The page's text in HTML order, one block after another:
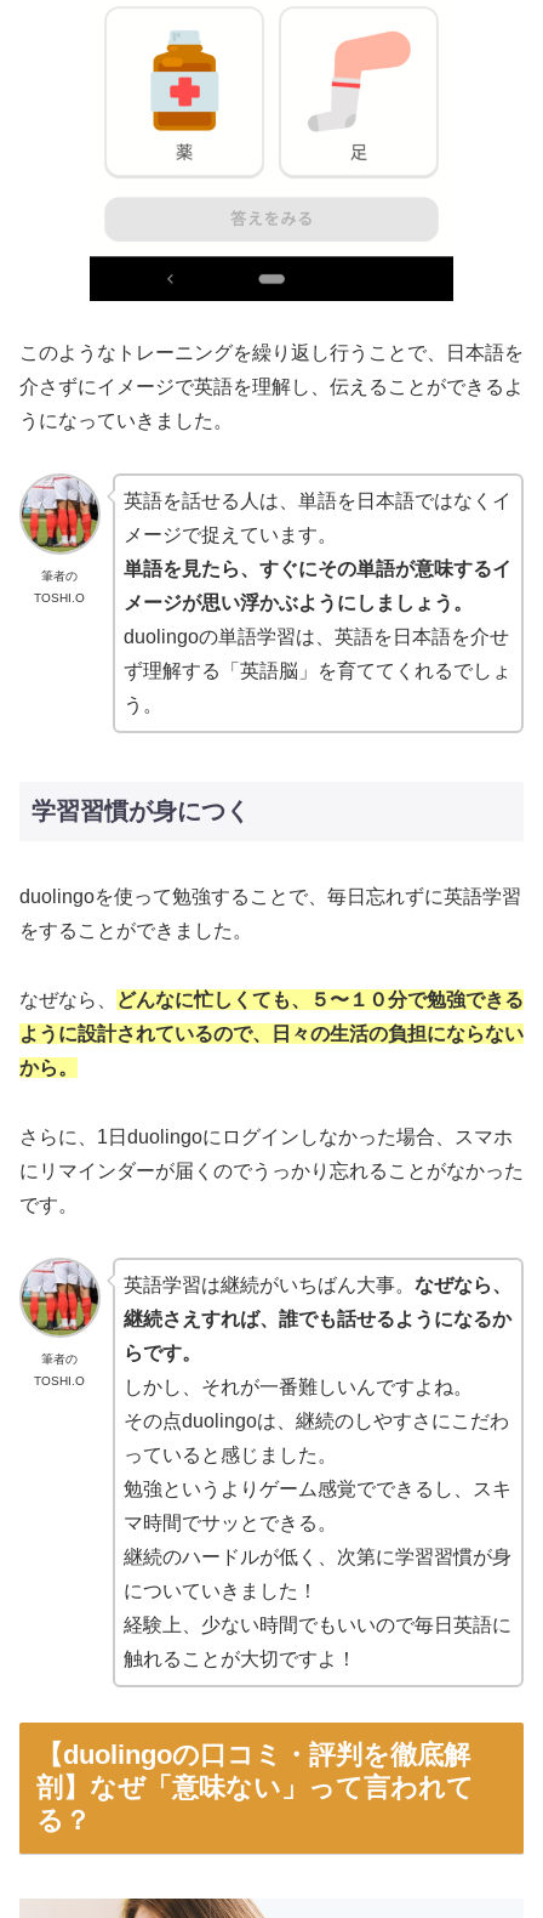
このようなトレーニングを繰り返し行うことで、日本語を
介さずにイメージで英語を理解し、伝えることができるよ
うになっていきました。
筆者の
TOSHI.O
英語を話せる人は、単語を日本語ではなくイ
メージで捉えています。
単語を見たら、すぐにその単語が意味するイ
メージが思い浮かぶようにしましょう。
duolingoの単語学習は、英語を日本語を介せ
ず理解する「英語脳」を育ててくれるでしょ
う。
学習習慣が身につく
duolingoを使って勉強することで、毎日忘れずに英語学習
をすることができました。
なぜなら、
どんなに忙しくても、５〜１０分で勉強できる
ように設計されているので、日々の生活の負担にならない
から。
さらに、1日duolingoにログインしなかった場合、スマホ
にリマインダーが届くのでうっかり忘れることがなかった
です。
筆者の
TOSHI.O
英語学習は継続がいちばん大事。 なぜなら、
継続さえすれば、誰でも話せるようになるか
らです。
しかし、それが一番難しいんですよね。
その点duolingoは、継続のしやすさにこだわ
っていると感じました。
勉強というよりゲーム感覚でできるし、スキ
マ時間でサッとできる。
継続のハードルが低く、次第に学習習慣が身
についていきました！
経験上、少ない時間でもいいので毎日英語に
触れることが大切ですよ！
【duolingoの口コミ・評判を徹底解
剖】なぜ「意味ない」って言われて
る？